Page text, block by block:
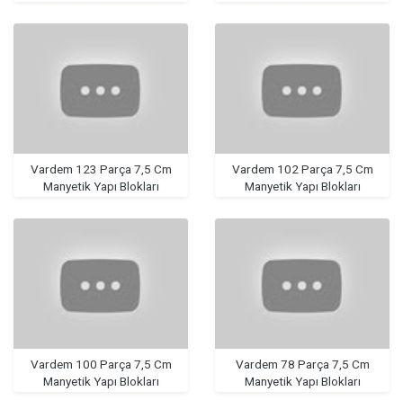
Vardem 123 Parça 7,5 Cm
Manyetik Yapı Blokları
Vardem 102 Parça 7,5 Cm
Manyetik Yapı Blokları
Vardem 100 Parça 7,5 Cm
Manyetik Yapı Blokları
Vardem 78 Parça 7,5 Cm
Manyetik Yapı Blokları